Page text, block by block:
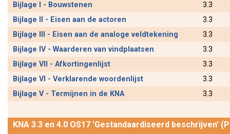
Bijlage I - Bouwstenen
3.3
Bijlage II - Eisen aan de actoren
3.3
Bijlage III - Eisen aan de analoge veldtekening
3.3
Bijlage IV - Waarderen van vindplaatsen
3.3
Bijlage VII - Afkortingenlijst
3.3
Bijlage VI - Verklarende woordenlijst
3.3
Bijlage V - Termijnen in de KNA
3.3
KNA 3.3 en 4.0 OS17 'Gestandaardiseerd beschrijven'